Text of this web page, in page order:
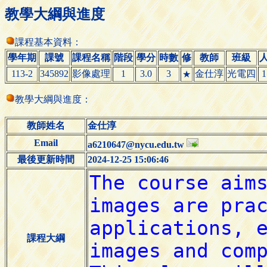
教學大綱與進度
課程基本資料：
學年期
課號 課程名稱 階段 學分 時數 修 教師 班級
113-2
345892 影像處理 1 3.0 3 ★ 金仕淳 光電四 1
教學大綱與進度：
教師姓名
金仕淳
Email
a6210647@nycu.edu.tw
最後更新時間
2024-12-25 15:06:46
課程大綱